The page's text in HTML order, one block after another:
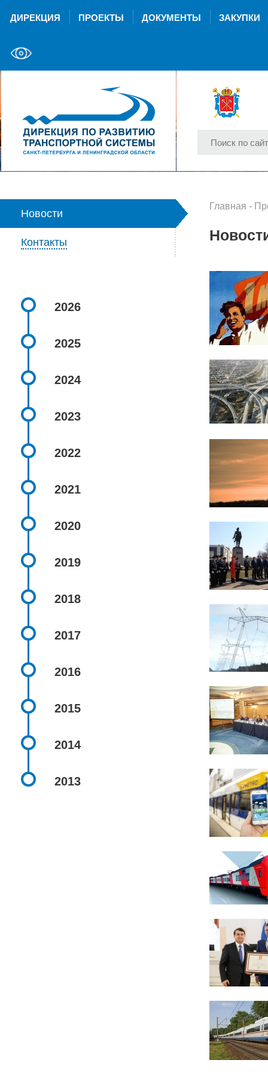
ДИРЕКЦИЯ ПРОЕКТЫ ДОКУМЕНТЫ ЗАКУПКИ
Новости
Контакты
2026
2025
2024
2023
2022
2021
2020
2019
2018
2017
2016
2015
2014
2013
Главная -